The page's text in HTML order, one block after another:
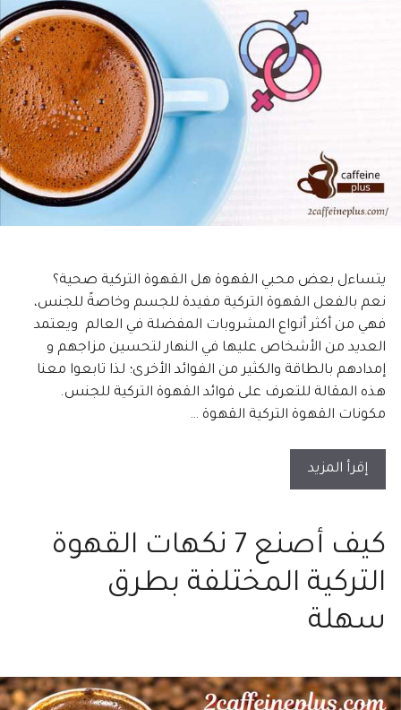
يتساءل بعض محبي القهوة هل القهوة التركية صحية؟
نعم بالفعل القهوة التركية مفيدة للجسم وخاصةً للجنس،
فهي من أكثر أنواع المشروبات المفضلة في العالم ويعتمد
العديد من الأشخاص عليها في النهار لتحسين مزاجهم و
إمدادهم بالطاقة والكثير من الفوائد الأخرى؛ لذا تابعوا معنا
هذه المقالة للتعرف على فوائد القهوة التركية للجنس.
مكونات القهوة التركية القهوة …
إقرأ المزيد
كيف أصنع 7 نكهات القهوة
التركية المختلفة بطرق
سهلة